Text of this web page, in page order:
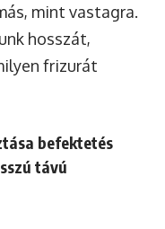
mint vastagra.
hosszát,
frizurát
befektetés
távú